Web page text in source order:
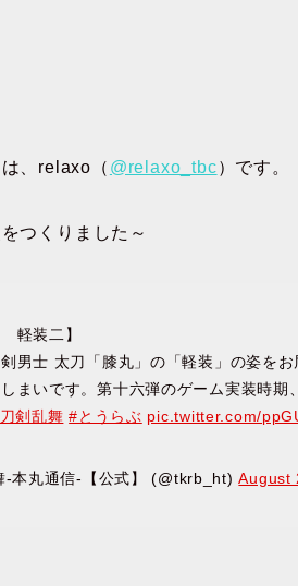
、relaxo（ @relaxo_tbc）です。
つくりました～
軽装二】
男士 太刀「膝丸」の「軽装」の姿を
まいです。第十六弾のゲーム実装時
剣乱舞 #とうらぶ pic.twitter.com/
本丸通信-【公式】 (@tkrb_ht)August